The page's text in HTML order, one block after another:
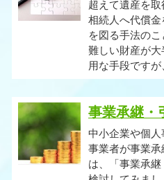
超えて遺産を
相続人へ代償
を図る手法の
難しい財産が
用な手段です
事業承継・
中小企業や個
事業者が事業承
は、「事業承